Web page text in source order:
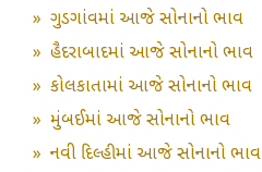
» ગુડગાંવમાં આજે સોનાનો ભાવ
» હૈદરાબાદમાં આજે સોનાનો ભાવ
» કોલકાતામાં આજે સોનાનો ભાવ
» મુંબઈમાં આજે સોનાનો ભાવ
» નવી દિલ્હીમાં આજે સોનાનો ભાવ